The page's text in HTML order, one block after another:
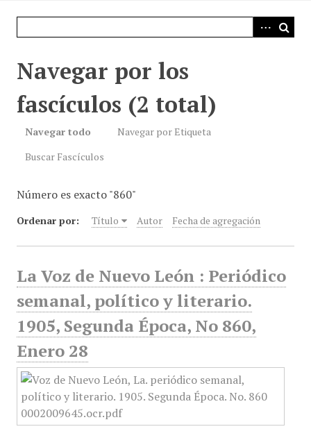
Navegar por los
fascículos (2 total)
Navegar todo
Navegar por Etiqueta
Buscar Fascículos
Número es exacto "860"
Ordenar por: Título Autor Fecha de agregación
La Voz de Nuevo León : Periódico
semanal, político y literario.
1905, Segunda Época, No 860,
Enero 28